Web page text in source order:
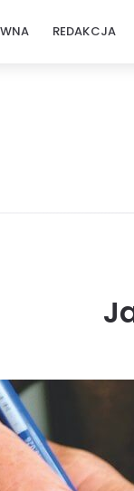
REDAKCJA